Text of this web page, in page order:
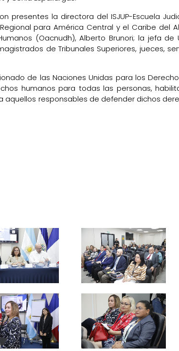
presentes la directora del ISJUP-Escuela
para América Central y el Caribe del
(Oacnudh), Alberto Brunori; la jefa
de Tribunales Superiores, jueces,
de las Naciones Unidas para los
humanos para todas las personas,
aquellos responsables de defender dichos